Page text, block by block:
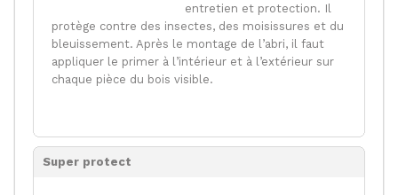
entretien et protection. Il
protège contre des insectes, des moisissures et du
bleuissement. Après le montage de l’abri, il faut
appliquer le primer à l’intérieur et à l’extérieur sur
chaque pièce du bois visible.
Super protect